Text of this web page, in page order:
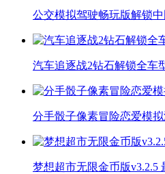
公交模拟驾驶畅玩版解锁
汽车追逐战2钻石解锁全车
分手骰子像素冒险恋爱模
梦想超市无限金币版v3.2.5